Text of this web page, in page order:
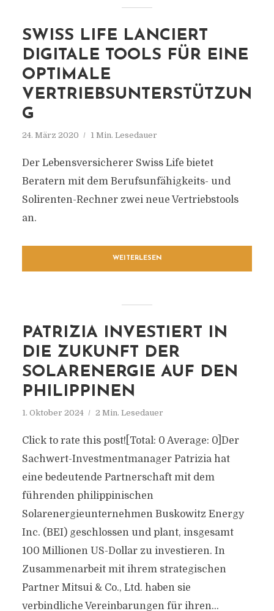
SWISS LIFE LANCIERT
DIGITALE TOOLS FÜR EINE
OPTIMALE
VERTRIEBSUNTERSTÜTZUN
G
24. März 2020 1 Min. Lesedauer
Der Lebensversicherer Swiss Life bietet
Beratern mit dem Berufsunfähigkeits- und
Solirenten-Rechner zwei neue Vertriebstools
an.
WEITERLESEN
PATRIZIA INVESTIERT IN
DIE ZUKUNFT DER
SOLARENERGIE AUF DEN
PHILIPPINEN
1. Oktober 2024 2 Min. Lesedauer
Click to rate this post![Total: 0 Average: 0]Der
Sachwert-Investmentmanager Patrizia hat
eine bedeutende Partnerschaft mit dem
führenden philippinischen
Solarenergieunternehmen Buskowitz Energy
Inc. (BEI) geschlossen und plant, insgesamt
100 Millionen US-Dollar zu investieren. In
Zusammenarbeit mit ihrem strategischen
Partner Mitsui & Co., Ltd. haben sie
verbindliche Vereinbarungen für ihren...